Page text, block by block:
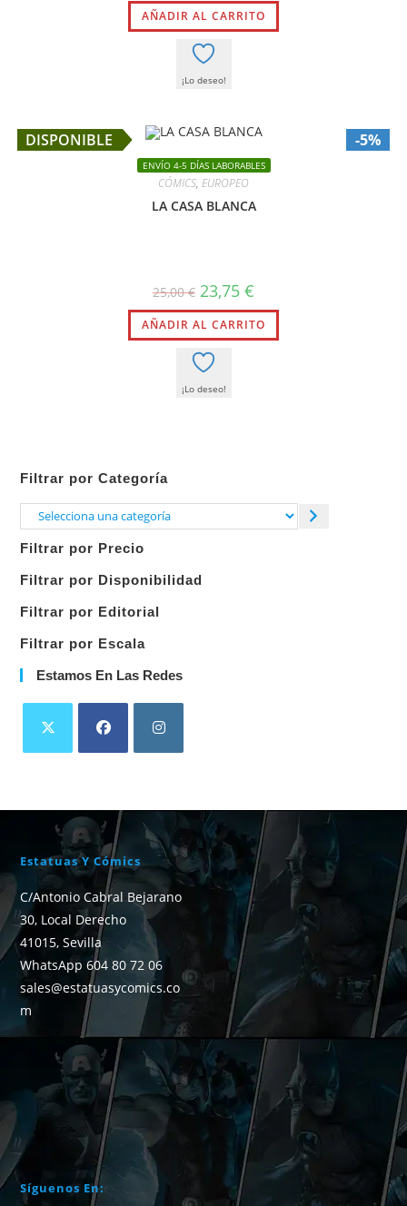
original
era:
26,00 €.
actual
es:
24,70 €.
AÑADIR AL CARRITO
¡Lo deseo!
DISPONIBLE -5%
ENVÍO 4-5 DÍAS LABORABLES
CÓMICS, EUROPEO
LA CASA BLANCA
25,00€ El
precio
original
era:
25,00 €.
23,75 €
actual
es:
23,75 €.
AÑADIR AL CARRITO
¡Lo deseo!
Filtrar por Categoría
Selecciona
categoría
Filtrar por Precio
Filtrar por Disponibilidad
Filtrar por Editorial
Filtrar por Escala
Estamos En Las Redes
Estatuas Y Cómics
C/Antonio Cabral Bejarano
30, Local Derecho
41015, Sevilla
WhatsApp 604 80 72 06
sales@estatuasycomics.co
m
Síguenos En: